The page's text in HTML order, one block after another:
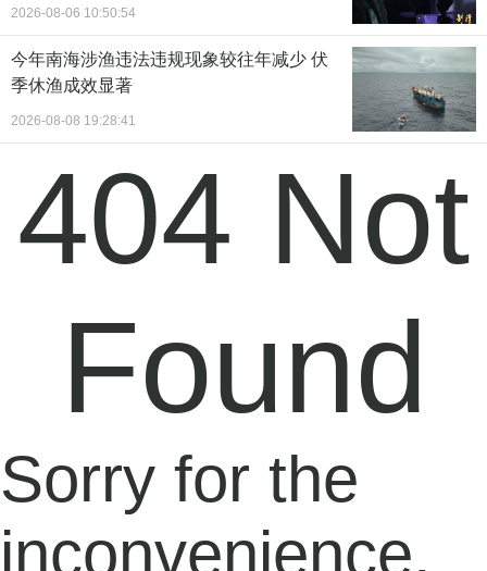
2026-08-06 10:50:54
今年南海涉渔违法违规现象较往年减少 伏
季休渔成效显著
2026-08-08 19:28:41
404 Not
Found
Sorry for the
inconvenience.